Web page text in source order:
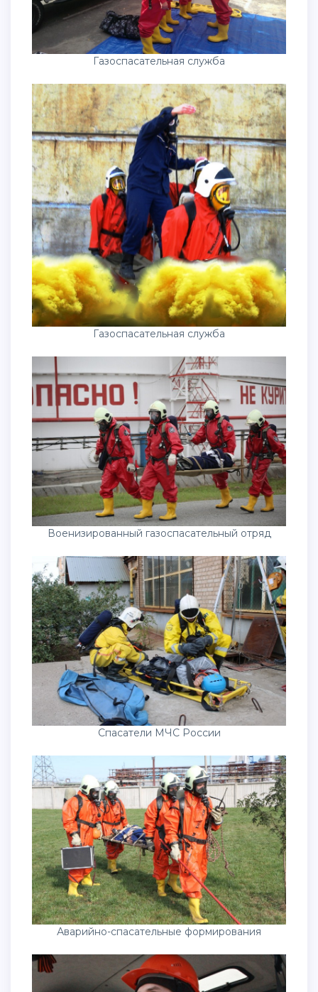
Газоспасательная служба
Газоспасательная служба
Военизированный газоспасательный отряд
Спасатели МЧС России
Аварийно-спасательные формирования